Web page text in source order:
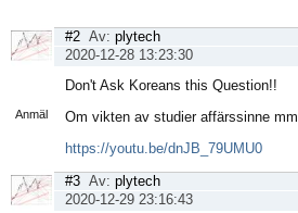
Anmäl
#2 Av: plytech
2020-12-28 13:23:30
Don't Ask Koreans this Question!!
Om vikten av studier affärssinne mm
https://youtu.be/dnJB_79UMU0
#3 Av: plytech
2020-12-29 23:16:43